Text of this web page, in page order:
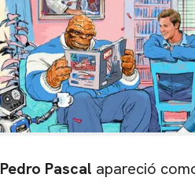
Pedro Pascal apareció